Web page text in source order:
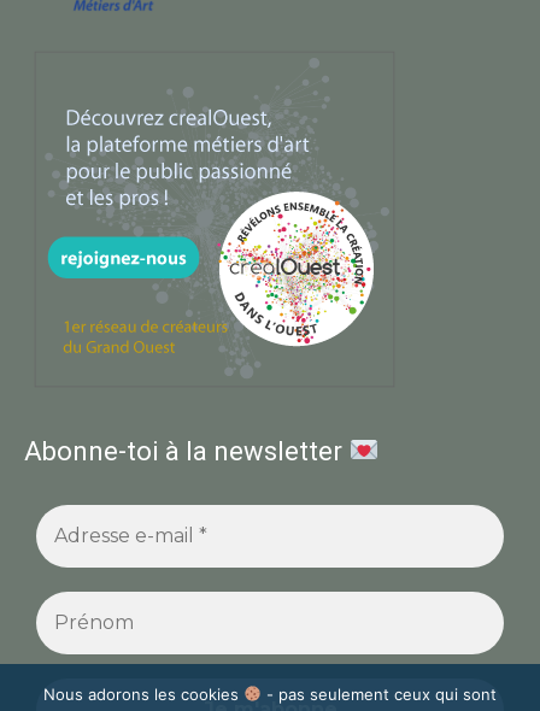
Abonne-toi à la newsletter
Nous adorons les cookies
- pas seulement ceux qui sont